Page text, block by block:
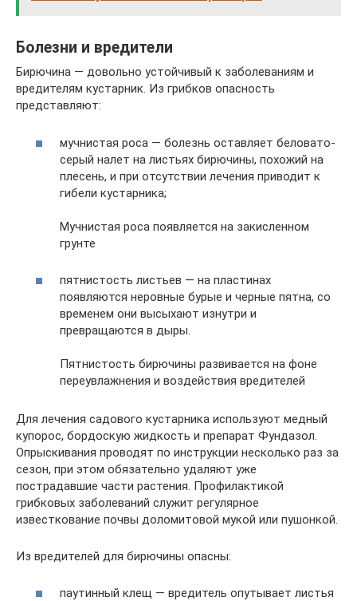
Болезни и вредители
Бирючина — довольно устойчивый к заболеваниям и
вредителям кустарник. Из грибков опасность
представляют:
мучнистая роса — болезнь оставляет беловато-
серый налет на листьях бирючины, похожий на
плесень, и при отсутствии лечения приводит к
гибели кустарника;
Мучнистая роса появляется на закисленном
грунте
пятнистость листьев — на пластинах
появляются неровные бурые и черные пятна, со
временем они высыхают изнутри и
превращаются в дыры.
Пятнистость бирючины развивается на фоне
переувлажнения и воздействия вредителей
Для лечения садового кустарника используют медный
купорос, бордоскую жидкость и препарат Фундазол.
Опрыскивания проводят по инструкции несколько раз за
сезон, при этом обязательно удаляют уже
пострадавшие части растения. Профилактикой
грибковых заболеваний служит регулярное
известкование почвы доломитовой мукой или пушонкой.
Из вредителей для бирючины опасны:
паутинный клещ — вредитель опутывает листья